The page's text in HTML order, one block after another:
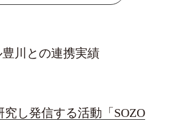
川との連携実績
し発信する活動「SOZO